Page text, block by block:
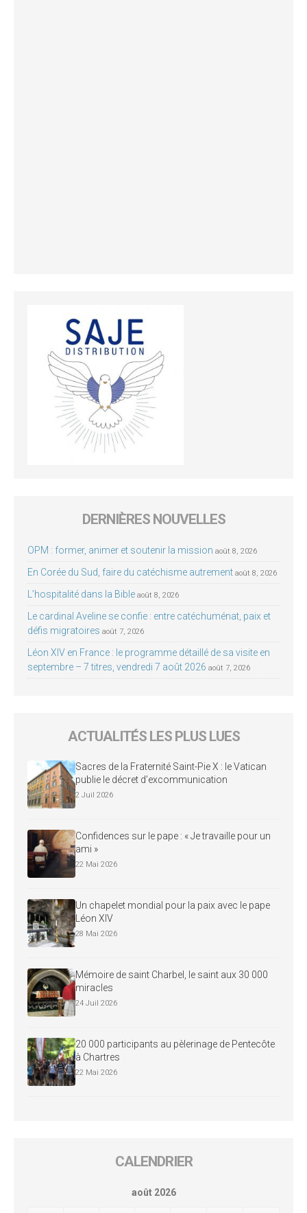
DERNIÈRES NOUVELLES
OPM : former, animer et soutenir la mission août 8, 2026
En Corée du Sud, faire du catéchisme autrement août 8, 2026
L’hospitalité dans la Bible août 8, 2026
Le cardinal Aveline se confie : entre catéchuménat, paix et
défis migratoires août 7, 2026
Léon XIV en France : le programme détaillé de sa visite en
septembre – 7 titres, vendredi 7 août 2026 août 7, 2026
ACTUALITÉS LES PLUS LUES
Sacres de la Fraternité Saint-Pie X : le Vatican
publie le décret d’excommunication
2 Juil 2026
Confidences sur le pape : « Je travaille pour un
ami »
22 Mai 2026
Un chapelet mondial pour la paix avec le pape
Léon XIV
28 Mai 2026
Mémoire de saint Charbel, le saint aux 30 000
miracles
24 Juil 2026
20 000 participants au pèlerinage de Pentecôte
à Chartres
22 Mai 2026
CALENDRIER
août 2026